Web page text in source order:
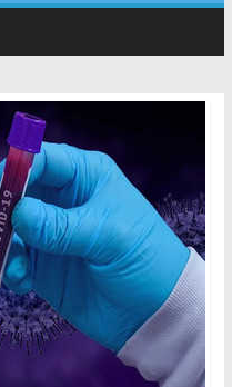
तक सब्सिडी, गंगा एक्सप्रेसवे का